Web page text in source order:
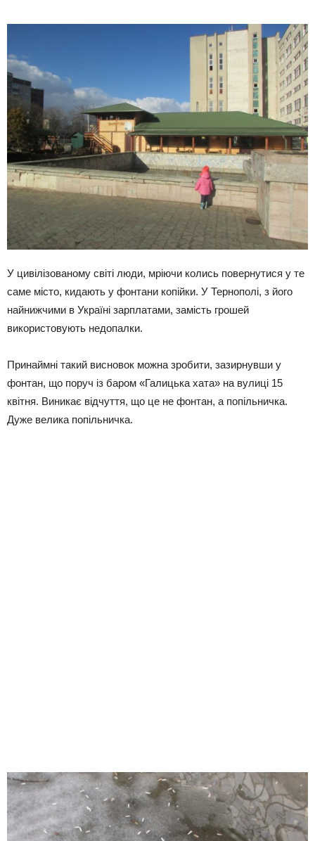
У цивілізованому світі люди, мріючи колись повернутися у те
саме місто, кидають у фонтани копійки. У Тернополі, з його
найнижчими в Україні зарплатами, замість грошей
використовують недопалки.
Принаймні такий висновок можна зробити, зазирнувши у
фонтан, що поруч із баром «Галицька хата» на вулиці 15
квітня. Виникає відчуття, що це не фонтан, а попільничка.
Дуже велика попільничка.